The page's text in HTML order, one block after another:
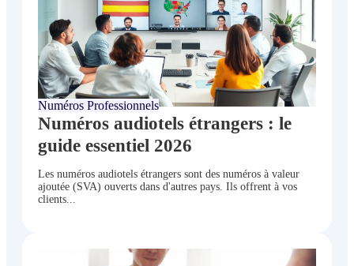
Numéros Professionnels
Numéros audiotels étrangers : le
guide essentiel 2026
Les numéros audiotels étrangers sont des numéros à valeur
ajoutée (SVA) ouverts dans d'autres pays. Ils offrent à vos
clients...